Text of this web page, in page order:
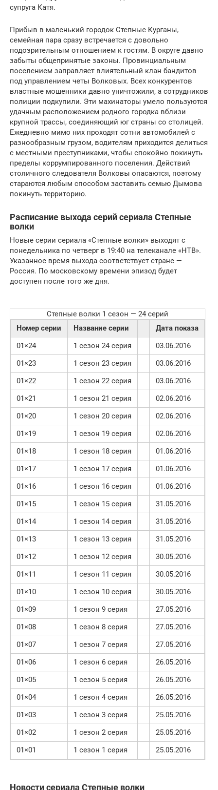
супруга Катя.
Прибыв в маленький городок Степные Курганы,
семейная пара сразу встречается с довольно
подозрительным отношением к гостям. В округе давно
забыты общепринятые законы. Провинциальным
поселением заправляет влиятельный клан бандитов
под управлением четы Волковых. Всех конкурентов
властные мошенники давно уничтожили, а сотрудников
полиции подкупили. Эти махинаторы умело пользуются
удачным расположением родного городка вблизи
крупной трассы, соединяющий юг страны со столицей.
Ежедневно мимо них проходят сотни автомобилей с
разнообразным грузом, водителям приходится делиться
с местными преступниками, чтобы спокойно покинуть
пределы коррумпированного поселения. Действий
столичного следователя Волковы опасаются, поэтому
стараются любым способом заставить семью Дымова
покинуть территорию.
Расписание выхода серий сериала Степные
волки
Новые серии сериала «Степные волки» выходят с
понедельника по четверг в 19:40 на телеканале «НТВ».
Указанное время выхода соответствует стране —
Россия. По московскому времени эпизод будет
доступен после того же дня.
Степные волки 1 сезон — 24 серий
Номер серии
Название серии
Дата показа
01×24
1 сезон 24 серия
03.06.2016
01×23
1 сезон 23 серия
03.06.2016
01×22
1 сезон 22 серия
03.06.2016
01×21
1 сезон 21 серия
02.06.2016
01×20
1 сезон 20 серия
02.06.2016
01×19
1 сезон 19 серия
02.06.2016
01×18
1 сезон 18 серия
01.06.2016
01×17
1 сезон 17 серия
01.06.2016
01×16
1 сезон 16 серия
01.06.2016
01×15
1 сезон 15 серия
31.05.2016
01×14
1 сезон 14 серия
31.05.2016
01×13
1 сезон 13 серия
31.05.2016
01×12
1 сезон 12 серия
30.05.2016
01×11
1 сезон 11 серия
30.05.2016
01×10
1 сезон 10 серия
30.05.2016
01×09
1 сезон 9 серия
27.05.2016
01×08
1 сезон 8 серия
27.05.2016
01×07
1 сезон 7 серия
27.05.2016
01×06
1 сезон 6 серия
26.05.2016
01×05
1 сезон 5 серия
26.05.2016
01×04
1 сезон 4 серия
26.05.2016
01×03
1 сезон 3 серия
25.05.2016
01×02
1 сезон 2 серия
25.05.2016
01×01
1 сезон 1 серия 25.05.2016
Новости сериала Степные волки